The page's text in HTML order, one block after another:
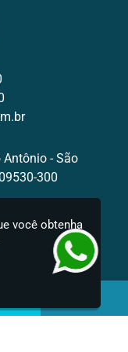
Antônio - São
300
você obtenha